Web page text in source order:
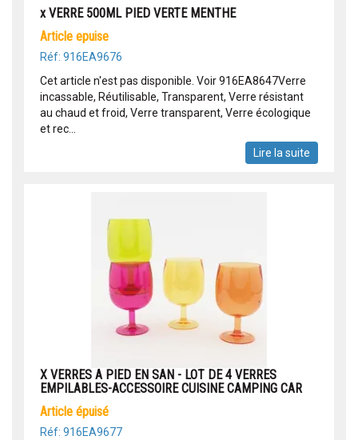
x VERRE 500ML PIED VERTE MENTHE
article epuise
Réf: 916EA9676
Cet article n'est pas disponible. Voir 916EA8647Verre
incassable, Réutilisable, Transparent, Verre résistant
au chaud et froid, Verre transparent, Verre écologique
et rec...
Lire la suite
X VERRES A PIED EN SAN - LOT DE 4 VERRES
EMPILABLES-ACCESSOIRE CUISINE CAMPING CAR
article épuisé
Réf: 916EA9677